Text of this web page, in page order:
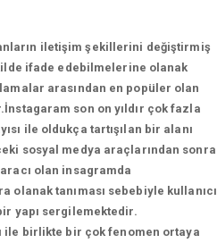
iletişim şekillerini değiştirmiş
ifade edebilmelerine olanak
arasından en popüler olan
son on yıldır çok fazla
ile oldukça tartışılan bir alanı
sosyal medya araçlarından sonra
olan insagramda
tanıması sebebiyle kullanıcı
yapı sergilemektedir.
ile birlikte bir çok fenomen ortaya